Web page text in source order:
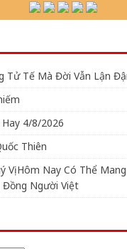
Tử Tế Mà Đời Vẫn Lận
4/8/2026
Thiên
Vị Hôm Nay Có Thể
Đồng Người Việt